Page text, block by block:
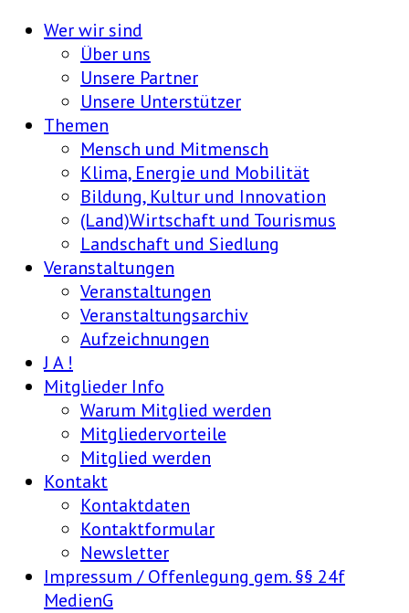
Wer wir sind
Über uns
Unsere Partner
Unsere Unterstützer
Themen
Mensch und Mitmensch
Klima, Energie und Mobilität
Bildung, Kultur und Innovation
(Land)Wirtschaft und Tourismus
Landschaft und Siedlung
Veranstaltungen
Veranstaltungen
Veranstaltungsarchiv
Aufzeichnungen
J A !
Mitglieder Info
Warum Mitglied werden
Mitgliedervorteile
Mitglied werden
Kontakt
Kontaktdaten
Kontaktformular
Newsletter
Impressum / Offenlegung gem. §§ 24f
MedienG